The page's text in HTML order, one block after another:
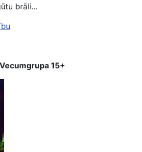
brāli...
Vecumgrupa 15+